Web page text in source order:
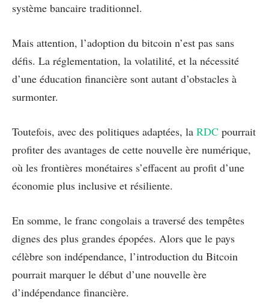
système bancaire traditionnel.
Mais attention, l’adoption du bitcoin n’est pas sans
défis. La réglementation, la volatilité, et la nécessité
d’une éducation financière sont autant d’obstacles à
surmonter.
Toutefois, avec des politiques adaptées, la RDC pourrait
profiter des avantages de cette nouvelle ère numérique,
où les frontières monétaires s’effacent au profit d’une
économie plus inclusive et résiliente.
En somme, le franc congolais a traversé des tempêtes
dignes des plus grandes épopées. Alors que le pays
célèbre son indépendance, l’introduction du Bitcoin
pourrait marquer le début d’une nouvelle ère
d’indépendance financière.